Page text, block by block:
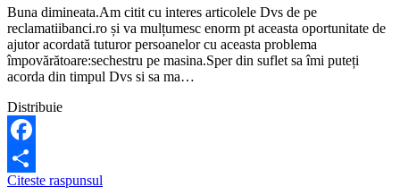
Buna dimineata.Am citit cu interes articolele Dvs de pe
reclamatiibanci.ro și va mulțumesc enorm pt aceasta oportunitate de
ajutor acordată tuturor persoanelor cu aceasta problema
împovărătoare:sechestru pe masina.Sper din suflet sa îmi puteți
acorda din timpul Dvs si sa ma…
Distribuie
Facebook
Share
Citeste raspunsul